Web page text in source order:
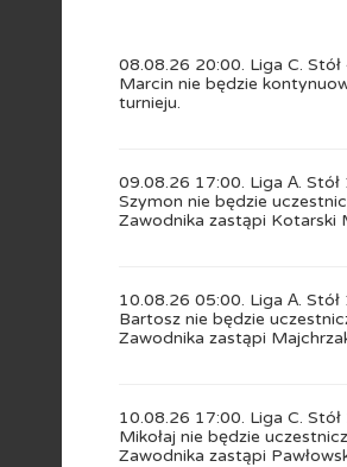
08.08.26 20:00. Liga C. Stół
Marcin nie będzie
turnieju.
09.08.26 17:00. Liga А. Stół
Szymon nie będzie
Zawodnika zastąpi Kotarski
10.08.26 05:00. Liga А. Stół
Bartosz nie będzie
Zawodnika zastąpi
10.08.26 17:00. Liga C. Stół
Mikołaj nie będzie
Zawodnika zastąpi